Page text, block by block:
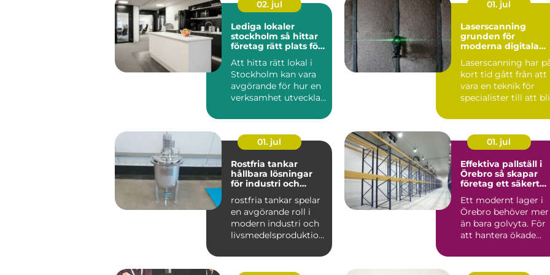
02. jul
Lediga lokaler
stockholm så hittar
företag rätt plats för
Att hitta rätt lokal i
Stockholm kan vara
avgörande för hur en
verksamhet utvecklas
01. jul
Laserscanning
grunden för
moderna digitala
Laserscanning har
kort tid gått från att
vara en teknik för
specialister till att bli
01. jul
Rostfria tankar
hållbara lösningar
för industri och
rostfria tankar spelar
en avgörande roll i
modern industri och
livsmedelsproduktion.
01. jul
Effektiva pallställ i
Örebro så skapar
företag ett säkert
Ett modernt lager i
Örebro behöver mer
än bara golvyta. För
att hantera ökade